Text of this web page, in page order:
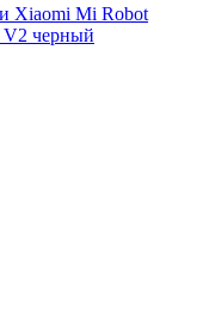
Xiaomi Mi Robot
V2 черный